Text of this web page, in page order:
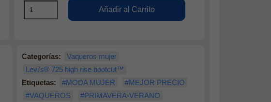
Categorías:
Vaqueros mujer
Levi's® 725 high rise bootcut™
Etiquetas:
#MODA MUJER
#MEJOR PRECIO
#VAQUEROS
#PRIMAVERA-VERANO